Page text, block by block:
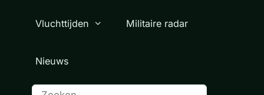
Vluchttijden Militaire radar
Nieuws